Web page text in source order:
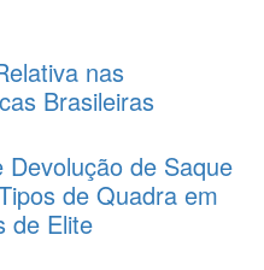
nas
Brasileiras
de Saque
de Quadra em
de Elite